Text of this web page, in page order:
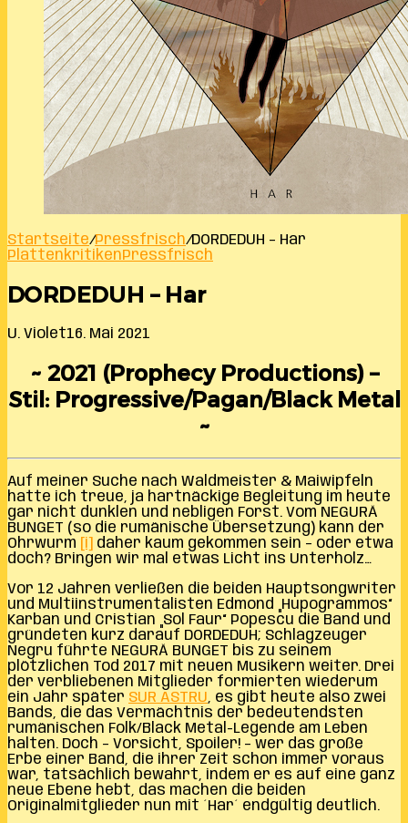
Startseite/Pressfrisch/DORDEDUH – Har
PlattenkritikenPressfrisch
DORDEDUH – Har
U. Violet16. Mai 2021
~ 2021 (Prophecy Productions) –
Stil: Progressive/Pagan/Black Metal
~
Auf meiner Suche nach Waldmeister & Maiwipfeln
hatte ich treue, ja hartnäckige Begleitung im heute
gar nicht dunklen und nebligen Forst. Vom NEGURĂ
BUNGET (so die rumänische Übersetzung) kann der
Ohrwurm [i] daher kaum gekommen sein – oder etwa
doch? Bringen wir mal etwas Licht ins Unterholz…
Vor 12 Jahren verließen die beiden Hauptsongwriter
und Multiinstrumentalisten Edmond „Hupogrammos“
Karban und Cristian „Sol Faur“ Popescu die Band und
gründeten kurz darauf DORDEDUH; Schlagzeuger
Negru führte NEGURĂ BUNGET bis zu seinem
plötzlichen Tod 2017 mit neuen Musikern weiter. Drei
der verbliebenen Mitglieder formierten wiederum
ein Jahr später SUR ASTRU, es gibt heute also zwei
Bands, die das Vermächtnis der bedeutendsten
rumänischen Folk/Black Metal-Legende am Leben
halten. Doch – Vorsicht, Spoiler! – wer das große
Erbe einer Band, die ihrer Zeit schon immer voraus
war, tatsächlich bewahrt, indem er es auf eine ganz
neue Ebene hebt, das machen die beiden
Originalmitglieder nun mit ´Har´ endgültig deutlich.